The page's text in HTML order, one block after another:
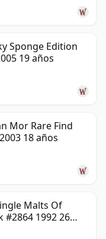
Sponge Edition
19 años
Mor Rare Find
18 años
Malts Of
#2864 1992 26